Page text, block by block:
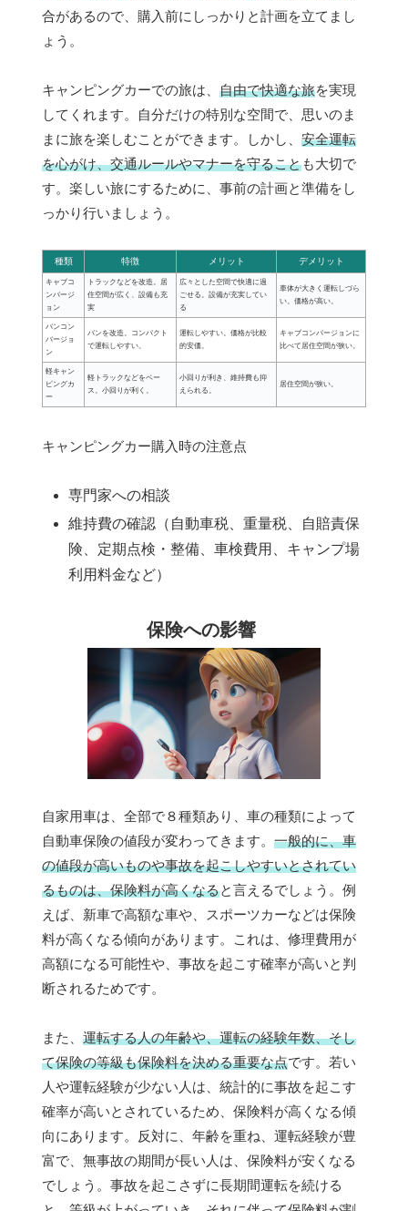
合があるので、購入前にしっかりと計画を立てまし
ょう。
キャンピングカーでの旅は、 自由で快適な旅を実現
してくれます。自分だけの特別な空間で、思いのま
まに旅を楽しむことができます。しかし、 安全運転
を心がけ、交通ルールやマナーを守ることも大切で
す。楽しい旅にするために、事前の計画と準備をし
っかり行いましょう。
種類 特徴 メリット デメリット
キャブコ
ンバージ
ョン
トラックなどを改造。居
住空間が広く、設備も充
実
広々とした空間で快適に過
ごせる。設備が充実してい
る
車体が大きく運転しづら
い。価格が高い。
バンコン
バージョ
ン
バンを改造。コンパクト
で運転しやすい。
運転しやすい。価格が比較
的安価。
キャブコンバージョンに
比べて居住空間が狭い。
軽キャン
ピングカ
ー
軽トラックなどをベー
ス。小回りが利く。
小回りが利き、維持費も抑
えられる。
居住空間が狭い。
キャンピングカー購入時の注意点
専門家への相談
維持費の確認（自動車税、重量税、自賠責保
険、定期点検・整備、車検費用、キャンプ場
利用料金など）
保険への影響
自家用車は、全部で８種類あり、車の種類によって
自動車保険の値段が変わってきます。 一般的に、車
の値段が高いものや事故を起こしやすいとされてい
るものは、保険料が高くなると言えるでしょう。例
えば、新車で高額な車や、スポーツカーなどは保険
料が高くなる傾向があります。これは、修理費用が
高額になる可能性や、事故を起こす確率が高いと判
断されるためです。
また、 運転する人の年齢や、運転の経験年数、そし
て保険の等級も保険料を決める重要な点です。若い
人や運転経験が少ない人は、統計的に事故を起こす
確率が高いとされているため、保険料が高くなる傾
向にあります。反対に、年齢を重ね、運転経験が豊
富で、無事故の期間が長い人は、保険料が安くなる
でしょう。事故を起こさずに長期間運転を続ける